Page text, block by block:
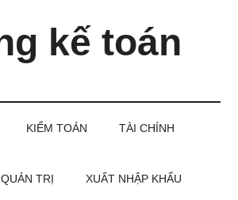
kế toán
KIỂM TOÁN TÀI CHÍNH
QUẢN TRỊ XUẤT NHẬP KHẨU